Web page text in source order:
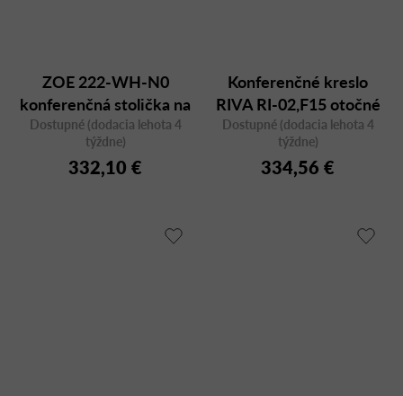
ZOE 222-WH-N0
konferenčná stolička na
kolieskach
Dostupné (dodacia lehota 4
týždne)
332,10 €
Konferenčné kreslo
RIVA RI-02,F15 otočné
Dostupné (dodacia lehota 4
týždne)
334,56 €